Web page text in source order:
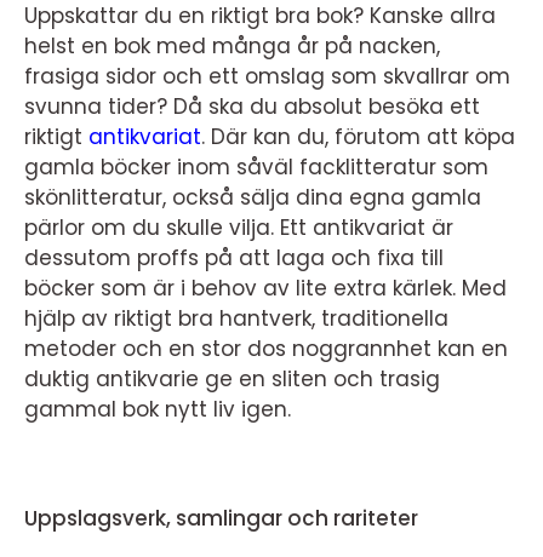
Uppskattar du en riktigt bra bok? Kanske allra
helst en bok med många år på nacken,
frasiga sidor och ett omslag som skvallrar om
svunna tider? Då ska du absolut besöka ett
riktigt antikvariat. Där kan du, förutom att köpa
gamla böcker inom såväl facklitteratur som
skönlitteratur, också sälja dina egna gamla
pärlor om du skulle vilja. Ett antikvariat är
dessutom proffs på att laga och fixa till
böcker som är i behov av lite extra kärlek. Med
hjälp av riktigt bra hantverk, traditionella
metoder och en stor dos noggrannhet kan en
duktig antikvarie ge en sliten och trasig
gammal bok nytt liv igen.
Uppslagsverk, samlingar och rariteter